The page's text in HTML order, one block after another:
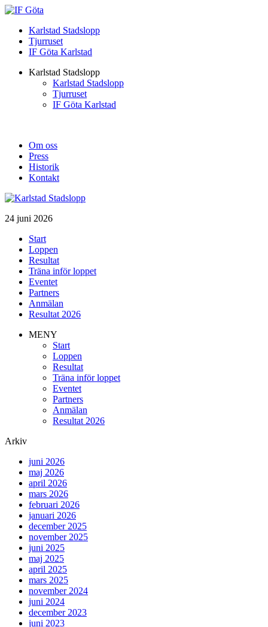
Karlstad Stadslopp
Tjurruset
IF Göta Karlstad
Karlstad Stadslopp
Karlstad Stadslopp
Tjurruset
IF Göta Karlstad
Om oss
Press
Historik
Kontakt
24 juni 2026
Start
Loppen
Resultat
Träna inför loppet
Eventet
Partners
Anmälan
Resultat 2026
MENY
Start
Loppen
Resultat
Träna inför loppet
Eventet
Partners
Anmälan
Resultat 2026
Arkiv
juni 2026
maj 2026
april 2026
mars 2026
februari 2026
januari 2026
december 2025
november 2025
juni 2025
maj 2025
april 2025
mars 2025
november 2024
juni 2024
december 2023
juni 2023